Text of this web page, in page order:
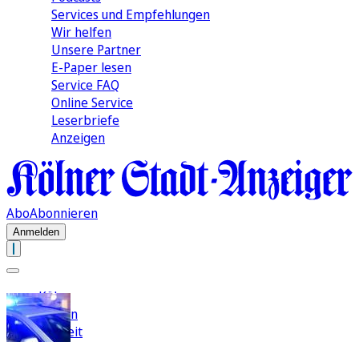
Services und Empfehlungen
Wir helfen
Unsere Partner
E-Paper lesen
Service FAQ
Online Service
Leserbriefe
Anzeigen
AboAbonnieren
Anmelden
Köln
Region
Freizeit